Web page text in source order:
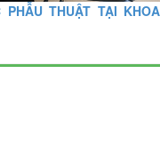
THUẬT TẠI KHOA